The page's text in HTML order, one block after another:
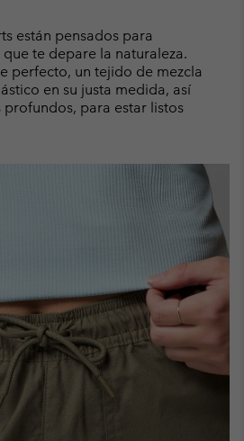
están pensados para
te depare la naturaleza.
perfecto, un tejido de mezcla
en su justa medida, así
para estar listos